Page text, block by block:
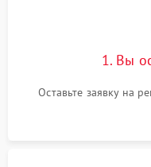
1. Вы
Оставьте заявку на